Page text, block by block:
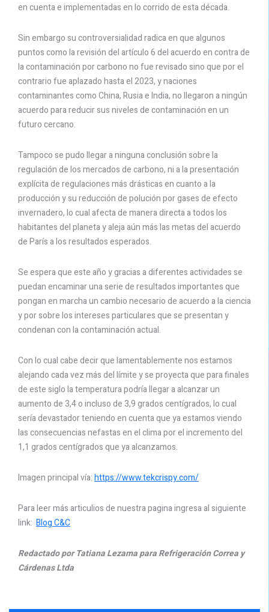
en cuenta e implementadas en lo corrido de esta década.
Sin embargo su controversialidad radica en que algunos
puntos como la revisión del artículo 6 del acuerdo en contra de
la contaminación por carbono no fue revisado sino que por el
contrario fue aplazado hasta el 2023, y naciones
contaminantes como China, Rusia e India, no llegaron a ningún
acuerdo para reducir sus niveles de contaminación en un
futuro cercano.
Tampoco se pudo llegar a ninguna conclusión sobre la
regulación de los mercados de carbono, ni a la presentación
explícita de regulaciones más drásticas en cuanto a la
producción y su reducción de polución por gases de efecto
invernadero, lo cual afecta de manera directa a todos los
habitantes del planeta y aleja aún más las metas del acuerdo
de París a los resultados esperados.
Se espera que este año y gracias a diferentes actividades se
puedan encaminar una serie de resultados importantes que
pongan en marcha un cambio necesario de acuerdo a la ciencia
y por sobre los intereses particulares que se presentan y
condenan con la contaminación actual.
Con lo cual cabe decir que lamentablemente nos estamos
alejando cada vez más del límite y se proyecta que para finales
de este siglo la temperatura podría llegar a alcanzar un
aumento de 3,4 o incluso de 3,9 grados centígrados, lo cual
sería devastador teniendo en cuenta que ya estamos viendo
las consecuencias nefastas en el clima por el incremento del
1,1 grados centígrados que ya alcanzamos.
Imagen principal vía:https://www.tekcrispy.com/
Para leer más articulios de nuestra pagina ingresa al siguiente
link: Blog C&C
Redactado por Tatiana Lezama para Refrigeración Correa y
Cárdenas Ltda